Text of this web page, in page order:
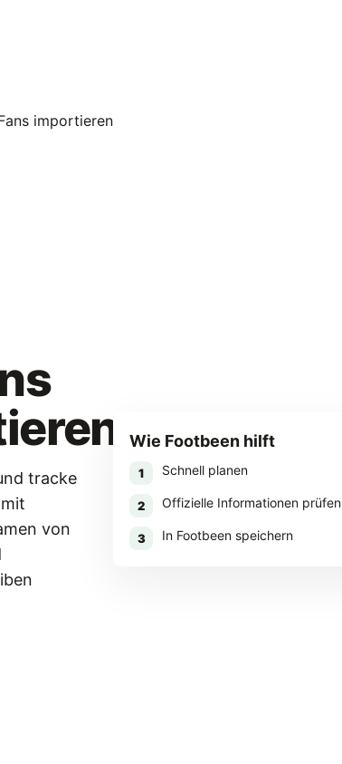
importieren
tracke
von
Wie Footbeen hilft
1 Schnell planen
2 Offizielle Informationen prüfen
3 In Footbeen speichern